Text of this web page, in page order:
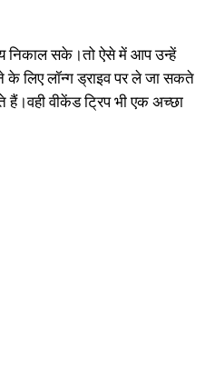
निकाल सके।तो ऐसे में आप उन्हें
लिए लॉन्ग ड्राइव पर ले जा सकते
वीकेंड ट्रिप भी एक अच्छा